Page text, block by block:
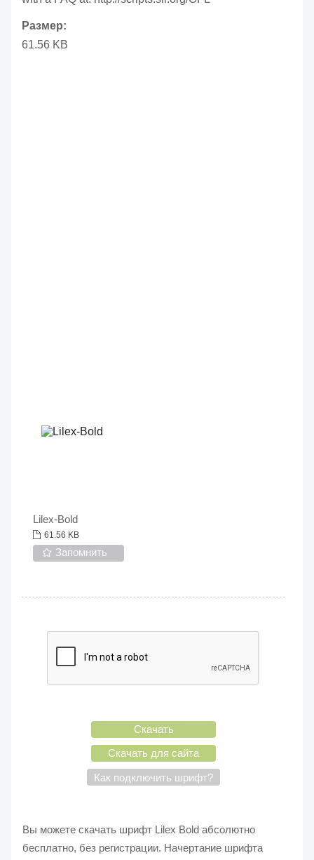
Размер:
61.56 KB
Lilex-Bold
61.56 KB
Запомнить
Скачать
Скачать для сайта
Как подключить шрифт?
Вы можете скачать шрифт Lilex Bold абсолютно
бесплатно, без регистрации. Начертание шрифта